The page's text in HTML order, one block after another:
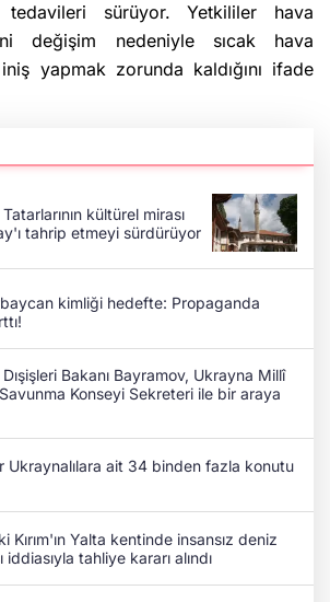
tedavileri sürüyor. Yetkililer hava
değişim nedeniyle sıcak hava
yapmak zorunda kaldığını ifade
Tatarlarının kültürel mirası
tahrip etmeyi sürdürüyor
kimliği hedefte: Propaganda
Bakanı Bayramov, Ukrayna Millî
Konseyi Sekreteri ile bir araya
Ukraynalılara ait 34 binden fazla konutu
Kırım'ın Yalta kentinde insansız deniz
iddiasıyla tahliye kararı alındı